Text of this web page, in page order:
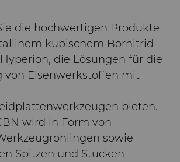
die hochwertigen Produkte
kubischem Bornitrid
die Lösungen für die
von Eisenwerkstoffen mit
bieten.
wird in Form von
sowie
Spitzen und Stücken